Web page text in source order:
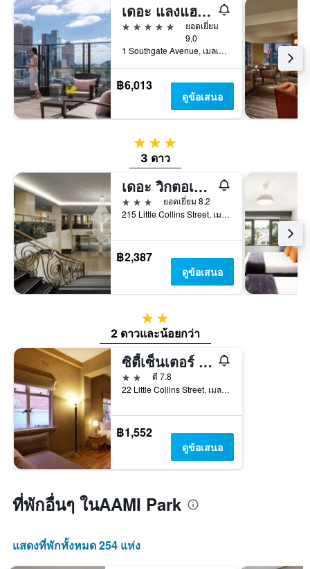
เดอะ แลงแฮม เมลเบิร์น
5 ดาว
ยอดเยี่ยม
9.0
1 Southgate Avenue, เมลเบิร์น, VIC, ออสเตรเลีย
฿6,013
ดูข้อเสนอ
3 ดาว
3 ดาว
เดอะ วิกตอเรีย โฮเทล เมลเบิร์น
3 ดาว
ยอดเยี่ยม 8.2
215 Little Collins Street, เมลเบิร์น, VIC, ออสเตรเลีย
฿2,387
ดูข้อเสนอ
2 ดาว
2 ดาวและน้อยกว่า
ซิตี้เซ็นเตอร์ บัดเจ็ทโฮเทล
2 ดาว
ดี 7.8
22 Little Collins Street, เมลเบิร์น, VIC, ออสเตรเลีย
฿1,552
ดูข้อเสนอ
ที่พักอื่นๆ ในAAMI Park
แสดงที่พักทั้งหมด 254 แห่ง